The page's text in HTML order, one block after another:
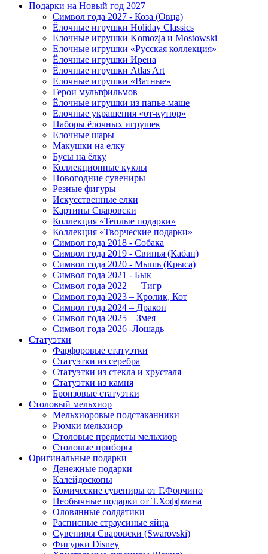
Подарки на Новый год 2027
Символ года 2027 - Коза (Овца)
Ёлочные игрушки Holiday Classics
Елочные игрушки Komozja и Mostowski
Елочные игрушки «Русская коллекция»
Ёлочные игрушки Ирена
Ёлочные игрушки Atlas Art
Елочные игрушки «Ватные»
Герои мультфильмов
Ёлочные игрушки из папье-маше
Елочные украшения «от-кутюр»
Наборы ёлочных игрушек
Елочные шары
Макушки на елку
Бусы на ёлку
Коллекционные куклы
Новогодние сувениры
Резные фигуры
Искусственные елки
Картины Сваровски
Коллекция «Теплые подарки»
Коллекция «Творческие подарки»
Символ года 2018 - Собака
Символ года 2019 - Свинья (Кабан)
Символ года 2020 - Мышь (Крыса)
Символ года 2021 - Бык
Символ года 2022 — Тигр
Символ года 2023 – Кролик, Кот
Символ года 2024 – Дракон
Символ года 2025 – Змея
Символ года 2026 -Лошадь
Статуэтки
Фарфоровые статуэтки
Статуэтки из серебра
Статуэтки из стекла и хрусталя
Статуэтки из камня
Бронзовые статуэтки
Столовый мельхиор
Мельхиоровые подстаканники
Рюмки мельхиор
Столовые предметы мельхиор
Столовые приборы
Оригинальные подарки
Денежные подарки
Калейдоскопы
Комические сувениры от Г.Форчино
Необычные подарки от Т.Хоффмана
Оловянные солдатики
Расписные страусиные яйца
Сувениры Сваровски (Swarovski)
Фигурки Disney